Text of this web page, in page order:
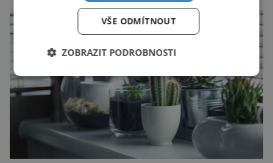
VŠE ODMÍTNOUT
ZOBRAZIT PODROBNOSTI